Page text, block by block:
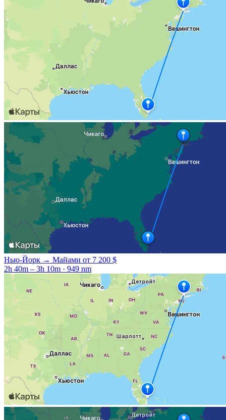
Нью-Йорк → Майами от 7 200 $
2h 40m – 3h 10m · 949 nm